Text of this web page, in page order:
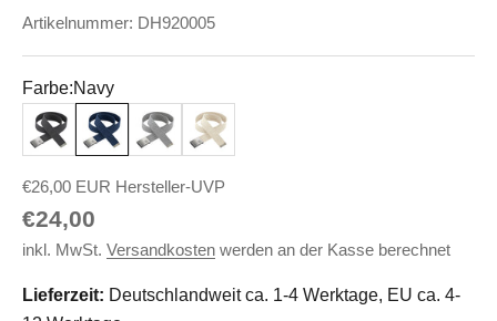
Artikelnummer: DH920005
Farbe:Navy
AnthrazitNavy Rock Natur
€26,00 EUR Hersteller-UVP
Angebot
€24,00
inkl. MwSt. Versandkosten werden an der Kasse berechnet
Lieferzeit: Deutschlandweit ca. 1-4 Werktage, EU ca. 4-